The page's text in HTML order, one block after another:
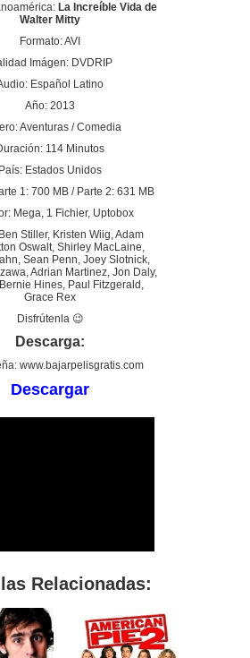
La Increíble Vida de
Walter Mitty
Formato: AVI
Imágen: DVDRIP
Español Latino
Año: 2013
Aventuras / Comedia
114 Minutos
País: Estados Unidos
1: 700 MB / Parte 2: 631 MB
Mega, 1 Fichier, Uptobox
Stiller, Kristen Wiig, Adam
Oswalt, Shirley MacLaine,
Sean Penn, Joey Slotnick,
Adrian Martinez, Jon Daly,
Hines, Paul Fitzgerald,
Grace Rex
Disfrútenla 😉
Descarga:
www.bajarpelisgratis.com
Descargar
Relacionadas: